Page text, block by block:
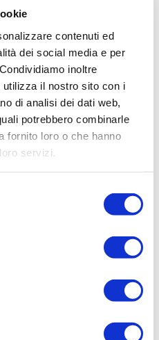
contenuti ed
dei social media e per
inoltre
il nostro sito con i
di analisi dei dati web,
potrebbero combinarle
fornito loro o che hanno
servizi.
Generale
e Forniture (art.238,
aggiornata il 02/09/2020